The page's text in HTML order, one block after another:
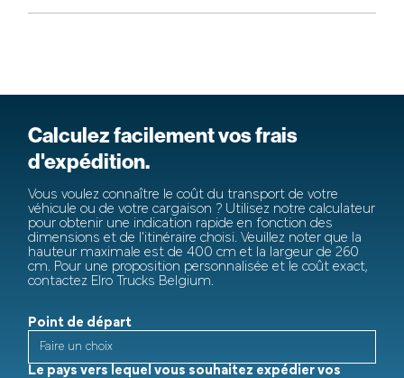
Calculez facilement vos frais
d'expédition.
Vous voulez connaître le coût du transport de votre
véhicule ou de votre cargaison ? Utilisez notre calculateur
pour obtenir une indication rapide en fonction des
dimensions et de l'itinéraire choisi. Veuillez noter que la
hauteur maximale est de 400 cm et la largeur de 260
cm. Pour une proposition personnalisée et le coût exact,
contactez Elro Trucks Belgium.
Point de départ
Le pays vers lequel vous souhaitez expédier vos